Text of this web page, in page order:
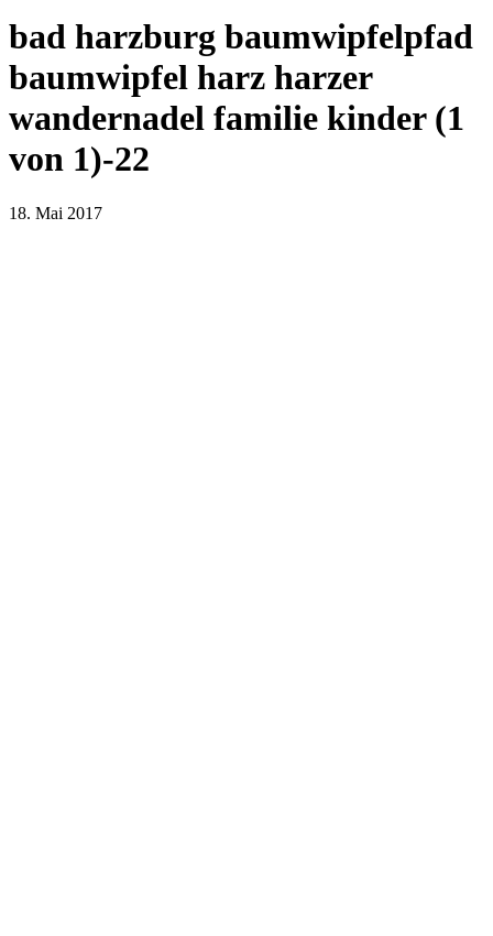
bad harzburg baumwipfelpfad
baumwipfel harz harzer
wandernadel familie kinder (1
von 1)-22
18. Mai 2017